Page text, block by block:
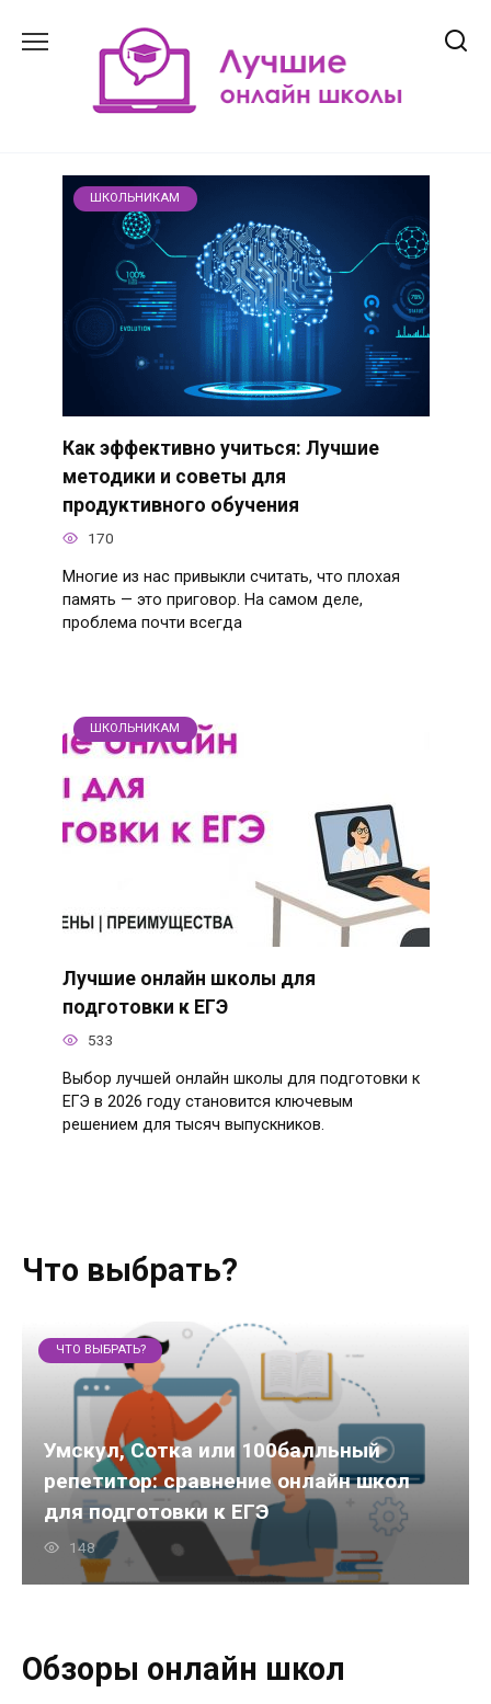
ШКОЛЬНИКАМ
Как эффективно учиться: Лучшие
методики и советы для
продуктивного обучения
170
Многие из нас привыкли считать, что плохая
память — это приговор. На самом деле,
проблема почти всегда
ШКОЛЬНИКАМ
Лучшие онлайн школы для
подготовки к ЕГЭ
533
Выбор лучшей онлайн школы для подготовки к
ЕГЭ в 2026 году становится ключевым
решением для тысяч выпускников.
Что выбрать?
ЧТО ВЫБРАТЬ?
Умскул, Сотка или 100балльный
репетитор: сравнение онлайн школ
для подготовки к ЕГЭ
148
Обзоры онлайн школ